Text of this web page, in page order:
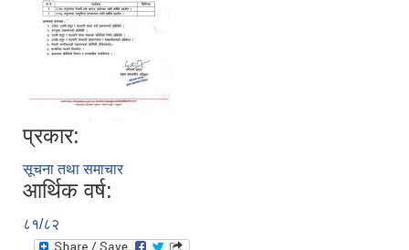
प्रकार:
सूचना तथा समाचार
आर्थिक वर्ष:
८१/८२